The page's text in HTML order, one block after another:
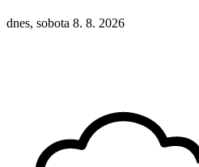
dnes, sobota 8. 8. 2026